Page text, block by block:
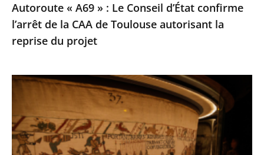
CAA
de
Toulouse
la
reprise
projet
Autoroute « A69 » : Le Conseil d’État confirme
l’arrêt de la CAA de Toulouse autorisant la
reprise du projet
Prêt
la
Tapisserie
de